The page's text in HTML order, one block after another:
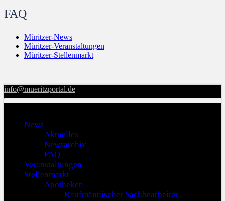
FAQ
Müritzer-News
Müritzer-Veranstaltungen
Müritzer-Stellenmarkt
info@mueritzportal.de
News
Aktuelles
Newsarchiv
FAQ
Veranstaltungen
Stellenmarkt
Apotheken
Kaufmännischer Sachbearbeiter